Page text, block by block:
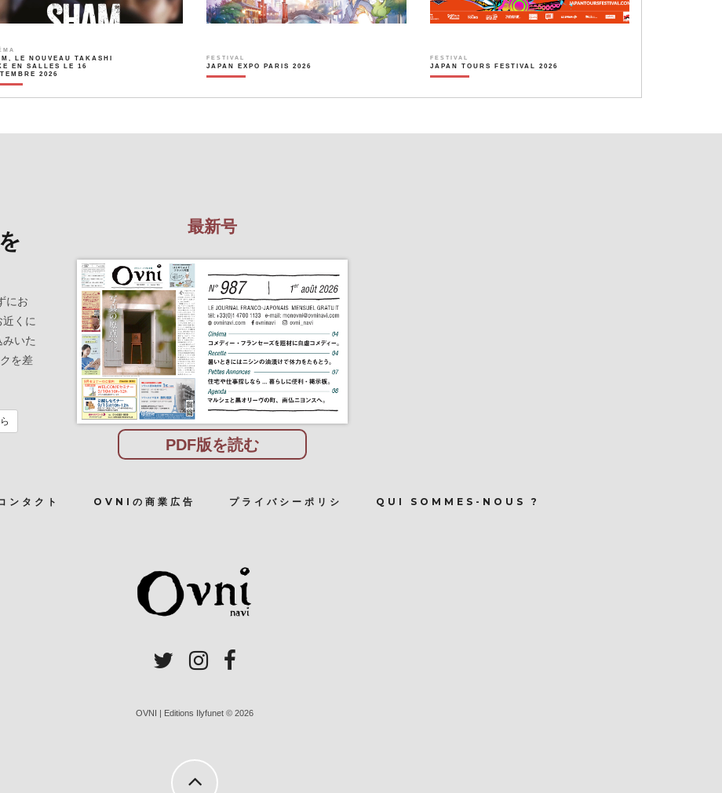
LE NOUVEAU TAKASHI
EN SALLES LE 16
2026
FESTIVAL
JAPAN EXPO PARIS 2026
FESTIVAL
JAPAN TOURS FESTIVAL 2026
にお
くに
いた
を差
最新号
PDF版を読む
ンタクト OVNIの商業広告 プライバシーポリシ QUI SOMMES-NOUS ?
OVNI | Editions Ilyfunet © 2026